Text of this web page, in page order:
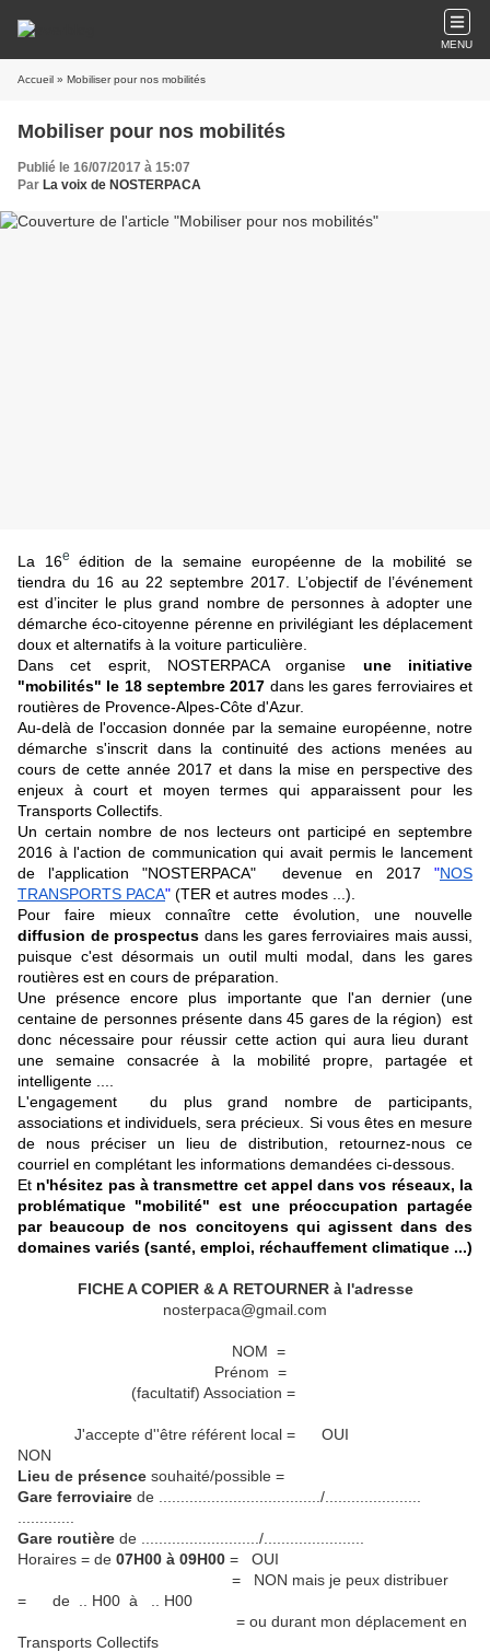
MENU
Accueil » Mobiliser pour nos mobilités
Mobiliser pour nos mobilités
Publié le 16/07/2017 à 15:07
Par La voix de NOSTERPACA
La 16e
édition de la semaine européenne de la mobilité se
tiendra du 16 au 22 septembre 2017. L’objectif de l’événement
est d’inciter le plus grand nombre de personnes à adopter une
démarche éco-citoyenne pérenne en privilégiant les déplacement
doux et alternatifs à la voiture particulière.
Dans cet esprit, NOSTERPACA organise une initiative
"mobilités" le 18 septembre 2017 dans les gares ferroviaires et
routières de Provence-Alpes-Côte d'Azur.
Au-delà de l'occasion donnée par la semaine européenne, notre
démarche s'inscrit dans la continuité des actions menées au
cours de cette année 2017 et dans la mise en perspective des
enjeux à court et moyen termes qui apparaissent pour les
Transports Collectifs.
Un certain nombre de nos lecteurs ont participé en septembre
2016 à l'action de communication qui avait permis le lancement
de l'application "NOSTERPACA" devenue en 2017 "NOS
TRANSPORTS PACA" (TER et autres modes ...).
Pour faire mieux connaître cette évolution, une nouvelle
diffusion de prospectus dans les gares ferroviaires mais aussi,
puisque c'est désormais un outil multi modal, dans les gares
routières est en cours de préparation.
Une présence encore plus importante que l'an dernier (une
centaine de personnes présente dans 45 gares de la région) est
donc nécessaire pour réussir cette action qui aura lieu durant
une semaine consacrée à la mobilité propre, partagée et
intelligente ....
L'engagement du plus grand nombre de participants,
associations et individuels, sera précieux. Si vous êtes en mesure
de nous préciser un lieu de distribution, retournez-nous ce
courriel en complétant les informations demandées ci-dessous.
Et n'hésitez pas à transmettre cet appel dans vos réseaux, la
problématique "mobilité" est une préoccupation partagée
par beaucoup de nos concitoyens qui agissent dans des
domaines variés (santé, emploi, réchauffement climatique ...)
FICHE A COPIER & A RETOURNER à l'adresse
nosterpaca@gmail.com
NOM =
Prénom =
(facultatif) Association =
J'accepte d''être référent local = OUI
NON
Lieu de présence souhaité/possible =
Gare ferroviaire de ..............................
......./......................
Gare routière de .........................../..
Horaires = de 07H00 à 09H00 = OUI
= NON mais je peux distribuer
= de .. H00 à .. H00
= ou durant mon déplacement en
Transports Collectifs